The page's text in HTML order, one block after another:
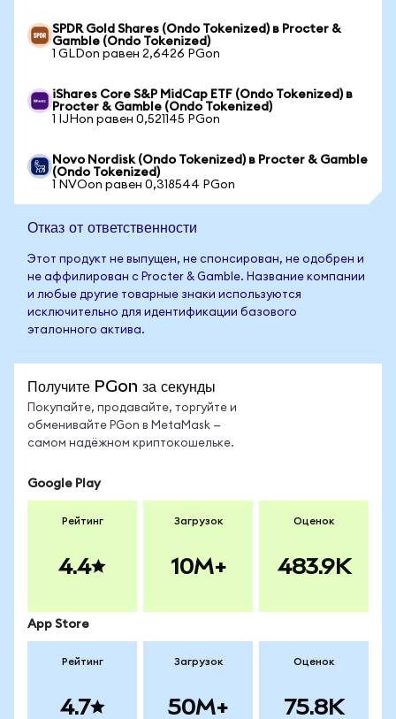
SPDR Gold Shares (Ondo Tokenized) в Procter &
Gamble (Ondo Tokenized)
1 GLDon равен 2,6426 PGon
iShares Core S&P MidCap ETF (Ondo Tokenized) в
Procter & Gamble (Ondo Tokenized)
1 IJHon равен 0,521145 PGon
Novo Nordisk (Ondo Tokenized) в Procter & Gamble
(Ondo Tokenized)
1 NVOon равен 0,318544 PGon
Отказ от ответственности
Этот продукт не выпущен, не спонсирован, не одобрен и
не аффилирован с Procter & Gamble. Название компании
и любые другие товарные знаки используются
исключительно для идентификации базового
эталонного актива.
Получите PGon за секунды
Покупайте, продавайте, торгуйте и
обменивайте PGon в MetaMask —
самом надёжном криптокошельке.
Google Play
Рейтинг
4.4
Загрузок
10M+
Оценок
483.9K
App Store
Рейтинг
4.7
Загрузок
50M+
Оценок
75.8K